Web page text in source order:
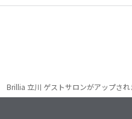
Brillia 立川 ゲストサロンがアップさ